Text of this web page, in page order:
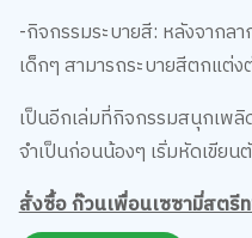
สำหรับเด็กๆ ด้วยการฝึกกล้
พร้อมกับตัวละครสุดน่ารักสีสั
ว่าการฝึกลากเส้นต่อจุดเป็นพื้
รู้การควบคุมทิศทางการลากเ
ฝึกฝนการทำงานประสานกันร
สร้างสมาธิและการกะระยะจ
ด้วยค่ะ